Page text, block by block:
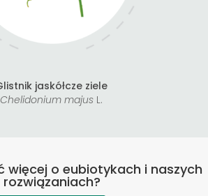
jaskółcze ziele
Chelidonium majus L.
więcej o eubiotykach i naszych
rozwiązaniach?